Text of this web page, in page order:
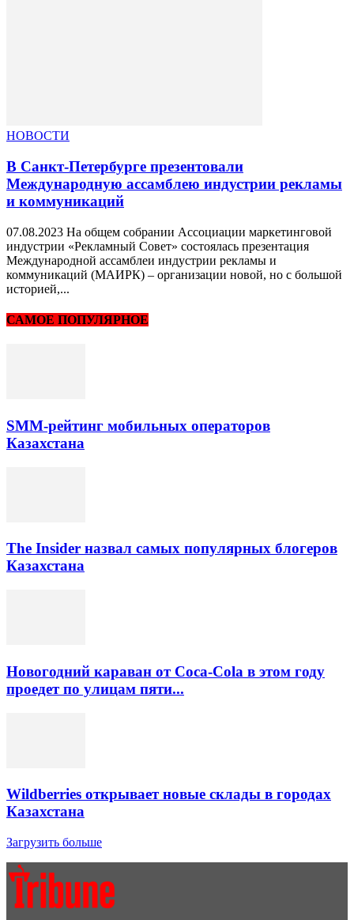
НОВОСТИ
В Санкт-Петербурге презентовали
Международную ассамблею индустрии рекламы
и коммуникаций
07.08.2023 На общем собрании Ассоциации маркетинговой
индустрии «Рекламный Совет» состоялась презентация
Международной ассамблеи индустрии рекламы и
коммуникаций (МАИРК) – организации новой, но с большой
историей,...
САМОЕ ПОПУЛЯРНОЕ
SMM-рейтинг мобильных операторов
Казахстана
The Insider назвал самых популярных блогеров
Казахстана
Новогодний караван от Coca-Cola в этом году
проедет по улицам пяти...
Wildberries открывает новые склады в городах
Казахстана
Загрузить больше